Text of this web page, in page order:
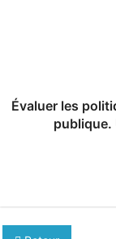
Évaluer les
publique.